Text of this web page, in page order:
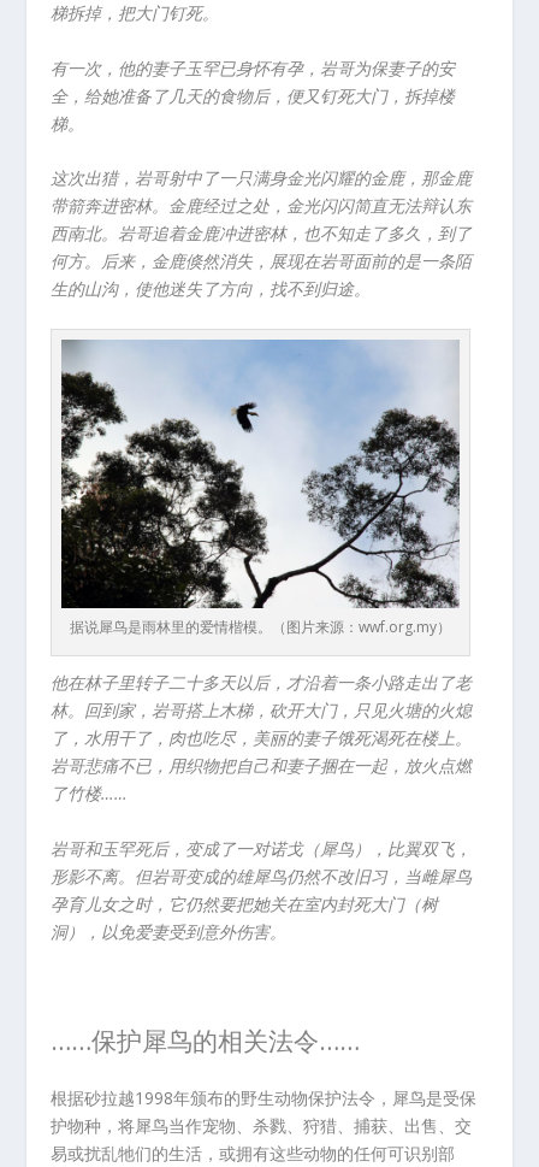
梯拆掉，把大门钉死。
有一次，他的妻子玉罕已身怀有孕，岩哥为保妻子的安
全，给她准备了几天的食物后，便又钉死大门，拆掉楼
梯。
这次出猎，岩哥射中了一只满身金光闪耀的金鹿，那金鹿
带箭奔进密林。金鹿经过之处，金光闪闪简直无法辩认东
西南北。岩哥追着金鹿冲进密林，也不知走了多久，到了
何方。后来，金鹿倏然消失，展现在岩哥面前的是一条陌
生的山沟，使他迷失了方向，找不到归途。
据说犀鸟是雨林里的爱情楷模。（图片来源：wwf.org.my）
他在林子里转子二十多天以后，才沿着一条小路走出了老
林。回到家，岩哥搭上木梯，砍开大门，只见火塘的火熄
了，水用干了，肉也吃尽，美丽的妻子饿死渴死在楼上。
岩哥悲痛不已，用织物把自己和妻子捆在一起，放火点燃
了竹楼……
岩哥和玉罕死后，变成了一对诺戈（犀鸟），比翼双飞，
形影不离。但岩哥变成的雄犀鸟仍然不改旧习，当雌犀鸟
孕育儿女之时，它仍然要把她关在室内封死大门（树
洞），以免爱妻受到意外伤害。
……保护犀鸟的相关法令……
根据砂拉越1998年颁布的野生动物保护法令，犀鸟是受保
护物种，将犀鸟当作宠物、杀戮、狩猎、捕获、出售、交
易或扰乱牠们的生活，或拥有这些动物的任何可识别部